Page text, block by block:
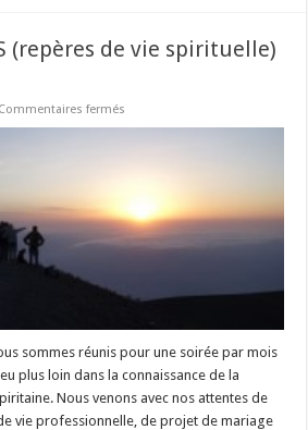
(repères de vie spirituelle)
Commentaires fermés
spirituelle)
vous
invite
sommes réunis pour une soirée par mois
plus loin dans la connaissance de la
Nous venons avec nos attentes de
vie professionnelle, de projet de mariage